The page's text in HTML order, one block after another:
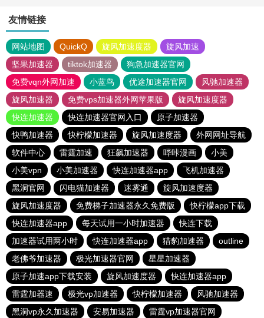
友情链接
网站地图 QuickQ 旋风加速度器
旋风加速
坚果加速器
tiktok加速器
狗急加速器官网
免费vqn外网加速
小蓝鸟 优途加速器官网
风驰加速器
旋风加速器
免费vps加速器外网苹果版
旋风加速度器
快连加速器
快连加速器官网入口
原子加速器
快鸭加速器
快柠檬加速器 旋风加速度器
外网网址导航
软件中心
雷霆加速 狂飙加速器 哔咔漫画
小美
小美vpn
小美加速器 快连加速器app
飞机加速器
黑洞官网
闪电猫加速器 迷雾通
旋风加速度器
旋风加速度器
免费梯子加速器永久免费版
快柠檬app下载
快连加速器app
每天试用一小时加速器
快连下载
加速器试用两小时
快连加速器app 猎豹加速器
outline
老佛爷加速器
极光加速器官网
星星加速器
原子加速app下载安装
旋风加速度器
快连加速器app
雷霆加器速
极光vp加速器 快柠檬加速器
风驰加速器
黑洞vp永久加速器
安易加速器 雷霆vp加速器官网